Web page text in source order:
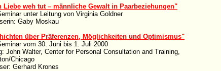
Liebe weh tut – männliche Gewalt in Paarbeziehungen"
unter Leitung von Virginia Goldner
Gaby Moskau
über Präferenzen, Möglichkeiten und Optimismus"
vom 30. Juni bis 1. Juli 2000
John Walter, Center for Personal Consultation and Training,
Chicago
Gerhard Krones